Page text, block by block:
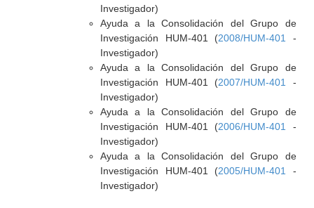
Investigador)
Ayuda a la Consolidación del Grupo de
Investigación HUM-401 (2008/HUM-401
-
Investigador)
Ayuda a la Consolidación del Grupo de
Investigación HUM-401 (2007/HUM-401
-
Investigador)
Ayuda a la Consolidación del Grupo de
Investigación HUM-401 (2006/HUM-401
-
Investigador)
Ayuda a la Consolidación del Grupo de
Investigación HUM-401 (2005/HUM-401
-
Investigador)